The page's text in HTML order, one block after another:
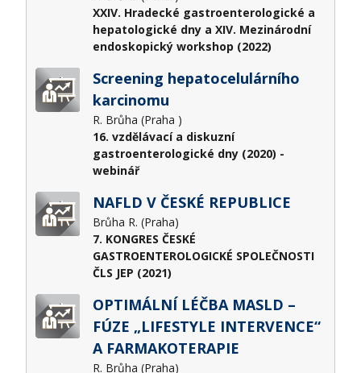
XXIV. Hradecké gastroenterologické a
hepatologické dny a XIV. Mezinárodní
endoskopický workshop (2022)
Screening hepatocelulárního
karcinomu
R. Brůha (Praha )
16. vzdělávací a diskuzní
gastroenterologické dny (2020) -
webinář
NAFLD V ČESKÉ REPUBLICE
Brůha R. (Praha)
7. KONGRES ČESKÉ
GASTROENTEROLOGICKÉ SPOLEČNOSTI
ČLS JEP (2021)
OPTIMÁLNÍ LÉČBA MASLD –
FÚZE „LIFESTYLE INTERVENCE“
A FARMAKOTERAPIE
R. Brůha (Praha)